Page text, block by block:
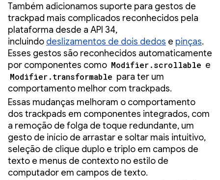
Também adicionamos suporte para gestos de
trackpad mais complicados reconhecidos pela
plataforma desde a API 34,
incluindo deslizamentos de dois dedos e pinças.
Esses gestos são reconhecidos automaticamente
por componentes como Modifier.scrollable e
Modifier.transformable para ter um
comportamento melhor com trackpads.
Essas mudanças melhoram o comportamento
dos trackpads em componentes integrados, com
a remoção de folga de toque redundante, um
gesto de início de arrastar e soltar mais intuitivo,
seleção de clique duplo e triplo em campos de
texto e menus de contexto no estilo de
computador em campos de texto.